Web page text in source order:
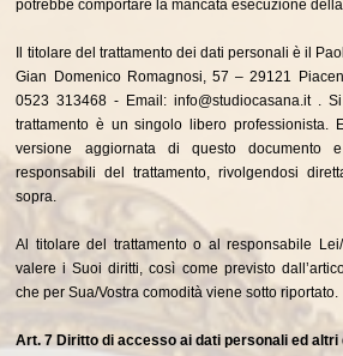
potrebbe comportare la mancata esecuzione
Il titolare del trattamento dei dati personali è il
Gian Domenico Romagnosi, 57 – 29121
0523 313468 - Email: info@studiocasana.it .
trattamento è un singolo libero professionista.
versione aggiornata di questo documento
responsabili del trattamento, rivolgendosi
sopra.
Al titolare del trattamento o al responsabile
valere i Suoi diritti, così come previsto
che per Sua/Vostra comodità viene sotto riportato.
Art. 7 Diritto di accesso ai dati personali ed altri